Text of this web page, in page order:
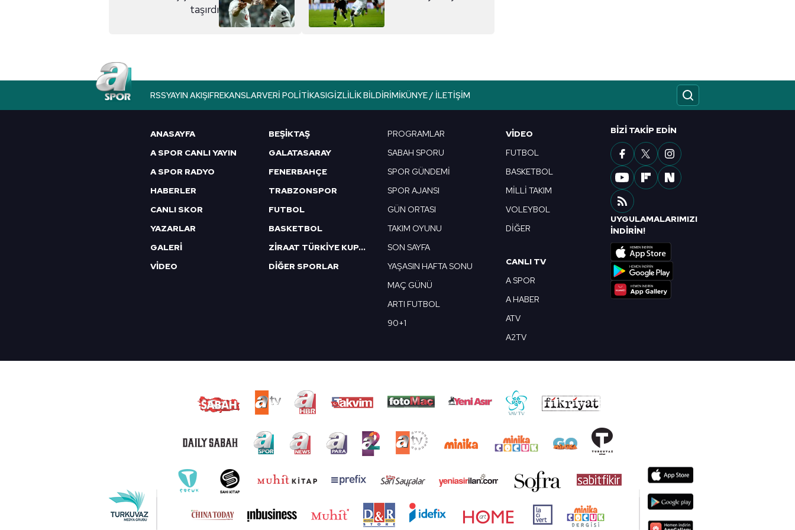
taşırdı
RSSYAYIN AKIŞIFREKANSLARVERI POLITIKASIGIZLILIK BILDIRIMIKÜNYE / İLETIŞIM
ANASAYFA
A SPOR CANLI YAYIN
A SPOR RADYO
HABERLER
CANLI SKOR
YAZARLAR
GALERİ
VİDEO
BEŞİKTAŞ
GALATASARAY
FENERBAHÇE
TRABZONSPOR
FUTBOL
BASKETBOL
ZİRAAT TÜRKİYE KUPASI
DİĞER SPORLAR
PROGRAMLAR
SABAH SPORU
SPOR GÜNDEMİ
SPOR AJANSI
GÜN ORTASI
TAKIM OYUNU
SON SAYFA
YAŞASIN HAFTA SONU
MAÇ GÜNÜ
ARTI FUTBOL
90+1
VIDEO
FUTBOL
BASKETBOL
MİLLİ TAKIM
VOLEYBOL
DİĞER
CANLI TV
A SPOR
A HABER
ATV
A2TV
BIZI TAKIP EDIN
UYGULAMALARIMIZI
İNDİRİN!